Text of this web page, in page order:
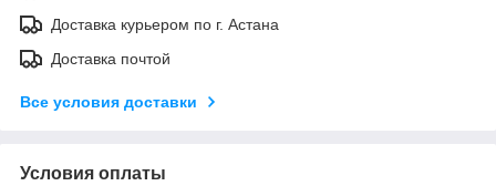
Доставка курьером по г. Астана
Доставка почтой
Все условия доставки
Условия оплаты